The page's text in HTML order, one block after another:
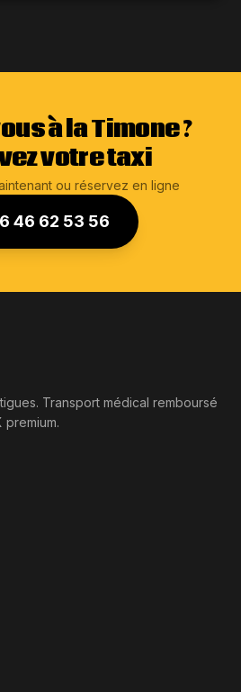
à la Timone ?
votre taxi
ou réservez en ligne
46 62 53 56
Transport médical remboursé
premium.